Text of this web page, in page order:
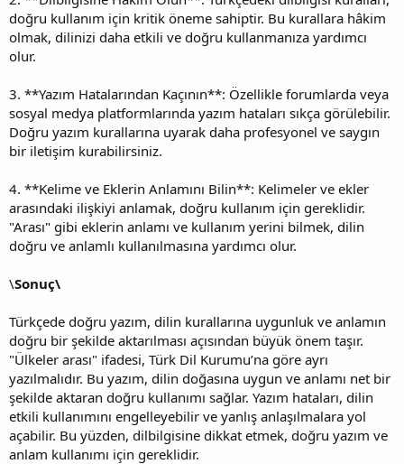
doğru kullanım için kritik öneme sahiptir. Bu kurallara hâkim
olmak, dilinizi daha etkili ve doğru kullanmanıza yardımcı
olur.
3. **Yazım Hatalarından Kaçının**: Özellikle forumlarda veya
sosyal medya platformlarında yazım hataları sıkça görülebilir.
Doğru yazım kurallarına uyarak daha profesyonel ve saygın
bir iletişim kurabilirsiniz.
4. **Kelime ve Eklerin Anlamını Bilin**: Kelimeler ve ekler
arasındaki ilişkiyi anlamak, doğru kullanım için gereklidir.
"Arası" gibi eklerin anlamı ve kullanım yerini bilmek, dilin
doğru ve anlamlı kullanılmasına yardımcı olur.
\Sonuç\
Türkçede doğru yazım, dilin kurallarına uygunluk ve anlamın
doğru bir şekilde aktarılması açısından büyük önem taşır.
"Ülkeler arası" ifadesi, Türk Dil Kurumu’na göre ayrı
yazılmalıdır. Bu yazım, dilin doğasına uygun ve anlamı net bir
şekilde aktaran doğru kullanımı sağlar. Yazım hataları, dilin
etkili kullanımını engelleyebilir ve yanlış anlaşılmalara yol
açabilir. Bu yüzden, dilbilgisine dikkat etmek, doğru yazım ve
anlam kullanımı için gereklidir.